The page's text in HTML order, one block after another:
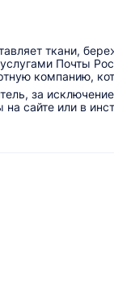
ткани,
Почты
компанию,
за
сайте или в